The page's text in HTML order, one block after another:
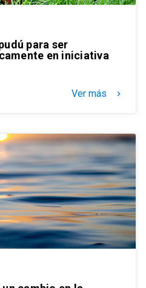
para ser
en iniciativa
Ver más keyboard_arrow_right